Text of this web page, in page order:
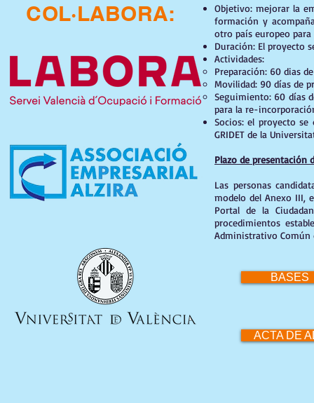
COL·LABORA:
Objetivo: mejorar la
formación y
otro país europeo para
Duración: El proyecto
Actividades:
Preparación: 60 dias
Movilidad: 90 días de
Seguimiento: 60 días
para la re-
Socios: el proyecto se
GRIDET de la
Plazo de presentación
Las personas
modelo del Anexo III,
Portal de la
procedimientos
Administrativo Común
BASES
ACTA DE